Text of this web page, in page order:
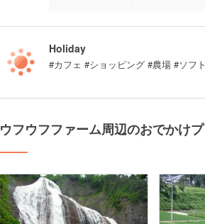
Holiday
#カフェ #ショッピング #農場 #ソフ
ウフウフファーム周辺のおでかけ